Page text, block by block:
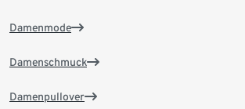
Damenmode
Damenschmuck
Damenpullover